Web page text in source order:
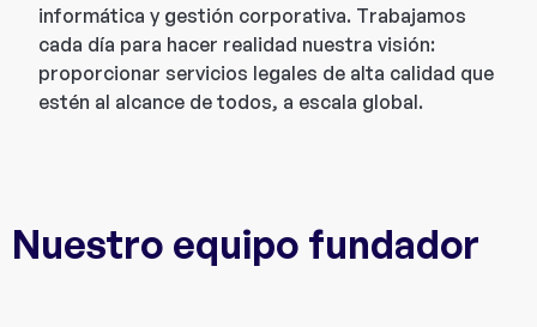
informática y gestión corporativa. Trabajamos
cada día para hacer realidad nuestra visión:
proporcionar servicios legales de alta calidad que
estén al alcance de todos, a escala global.
Nuestro equipo fundador